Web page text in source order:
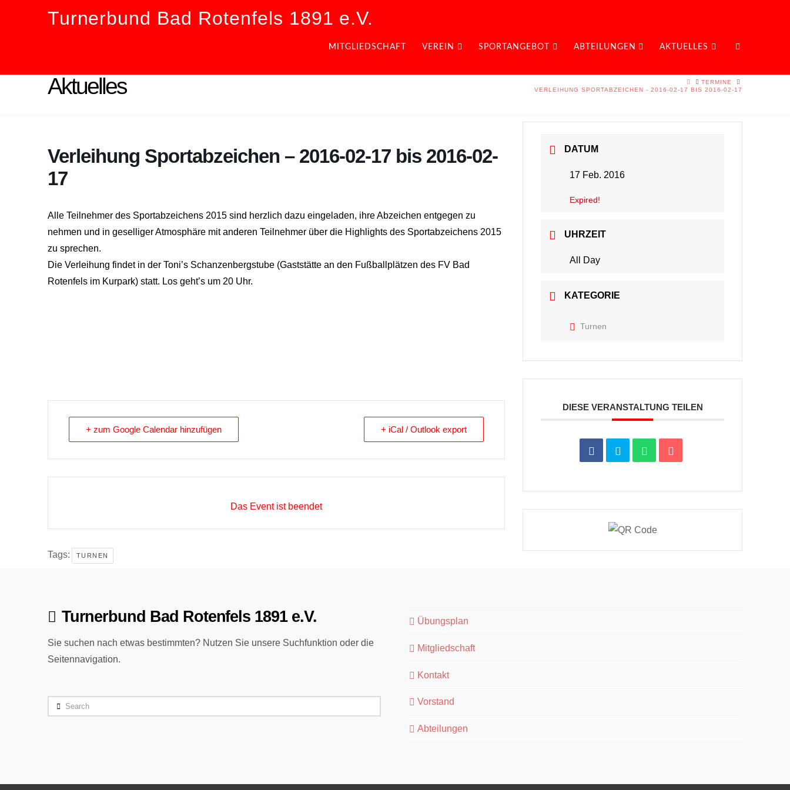
Turnerbund Bad Rotenfels 1891 e.V.
MITGLIEDSCHAFT VEREIN SPORTANGEBOT ABTEILUNGEN AKTUELLES
Aktuelles HOMETERMINE
VERLEIHUNG SPORTABZEICHEN - 2016-02-17 BIS 2016-02-17
Verleihung Sportabzeichen – 2016-02-17 bis 2016-02-
17
Alle Teilnehmer des Sportabzeichens 2015 sind herzlich dazu eingeladen, ihre Abzeichen entgegen zu
nehmen und in geselliger Atmosphäre mit anderen Teilnehmer über die Highlights des Sportabzeichens 2015
zu sprechen.
Die Verleihung findet in der Toni’s Schanzenbergstube (Gaststätte an den Fußballplätzen des FV Bad
Rotenfels im Kurpark) statt. Los geht’s um 20 Uhr.
+ zum Google Calendar hinzufügen + iCal / Outlook export
Das Event ist beendet
Tags: TURNEN
DATUM
17 Feb. 2016
Expired!
UHRZEIT
All Day
KATEGORIE
Turnen
DIESE VERANSTALTUNG TEILEN
Turnerbund Bad Rotenfels 1891 e.V.
Sie suchen nach etwas bestimmten? Nutzen Sie unsere Suchfunktion oder die
Seitennavigation.
Search
Übungsplan
Mitgliedschaft
Kontakt
Vorstand
Abteilungen